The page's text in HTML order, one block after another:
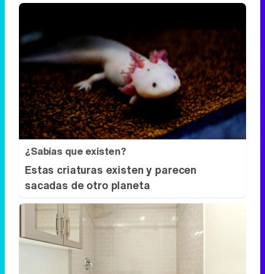
¿Sabías que existen?
Estas criaturas existen y parecen
sacadas de otro planeta